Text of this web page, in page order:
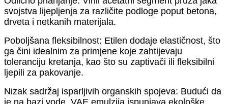
svojstva lijepljenja za različite podloge poput betona,
drveta i netkanih materijala.
Poboljšana fleksibilnost: Etilen dodaje elastičnost, što
ga čini idealnim za primjene koje zahtijevaju
toleranciju kretanja, kao što su zaptivači ili fleksibilni
ljepili za pakovanje.
Nizak sadržaj isparljivih organskih spojeva: Budući da
je na bazi vode, VAE emulzija ispunjava ekološke